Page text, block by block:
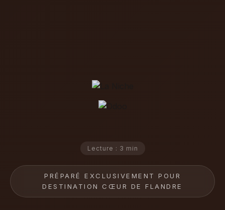
Lecture : 3 min
PRÉPARÉ EXCLUSIVEMENT POUR
DESTINATION CŒUR DE FLANDRE